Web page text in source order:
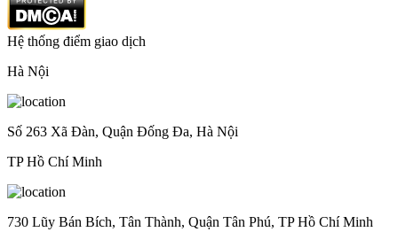
Hệ thống điểm giao dịch
Hà Nội
Số 263 Xã Đàn, Quận Đống Đa, Hà Nội
TP Hồ Chí Minh
730 Lũy Bán Bích, Tân Thành, Quận Tân Phú, TP Hồ Chí Minh